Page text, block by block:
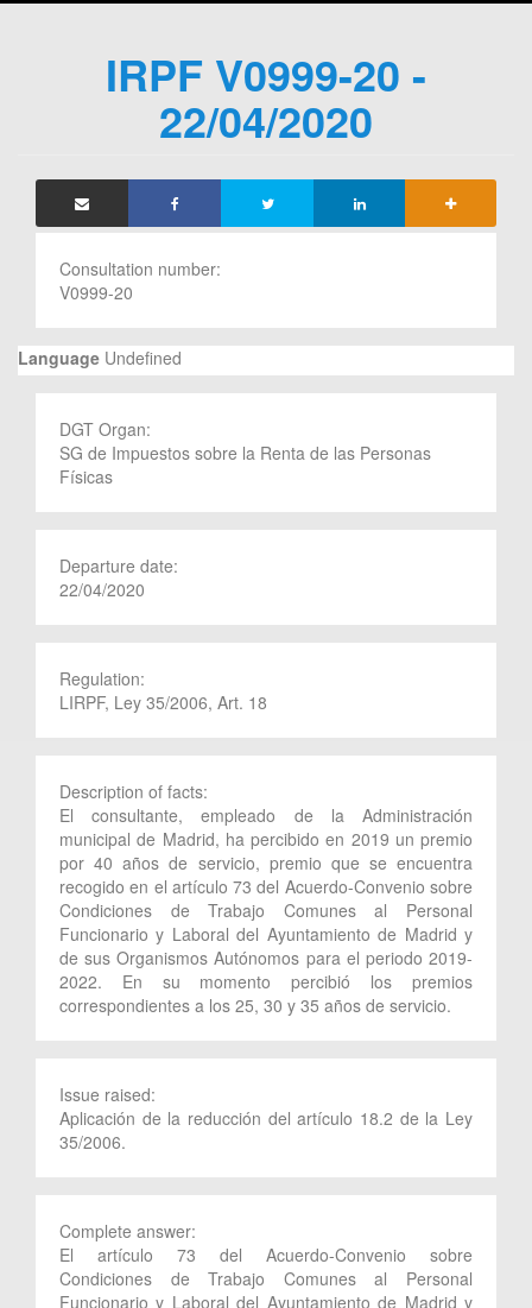
IRPF V0999-20 -
22/04/2020
Consultation number:
V0999-20
Language Undefined
DGT Organ:
SG de Impuestos sobre la Renta de las Personas
Físicas
Departure date:
22/04/2020
Regulation:
LIRPF, Ley 35/2006, Art. 18
Description of facts:
El consultante, empleado de la Administración
municipal de Madrid, ha percibido en 2019 un premio
por 40 años de servicio, premio que se encuentra
recogido en el artículo 73 del Acuerdo-Convenio sobre
Condiciones de Trabajo Comunes al Personal
Funcionario y Laboral del Ayuntamiento de Madrid y
de sus Organismos Autónomos para el periodo 2019-
2022. En su momento percibió los premios
correspondientes a los 25, 30 y 35 años de servicio.
Issue raised:
Aplicación de la reducción del artículo 18.2 de la Ley
35/2006.
Complete answer:
El artículo 73 del Acuerdo-Convenio sobre
Condiciones de Trabajo Comunes al Personal
Funcionario y Laboral del Ayuntamiento de Madrid y